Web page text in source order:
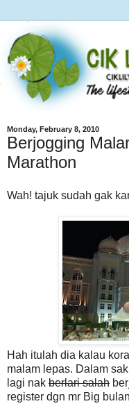
Monday, February 8, 2010
Berjogging
Marathon
Wah! tajuk sudah gak
Hah itulah dia kalau
malam lepas. Dalam
lagi nak berlari salah
register dgn mr Big